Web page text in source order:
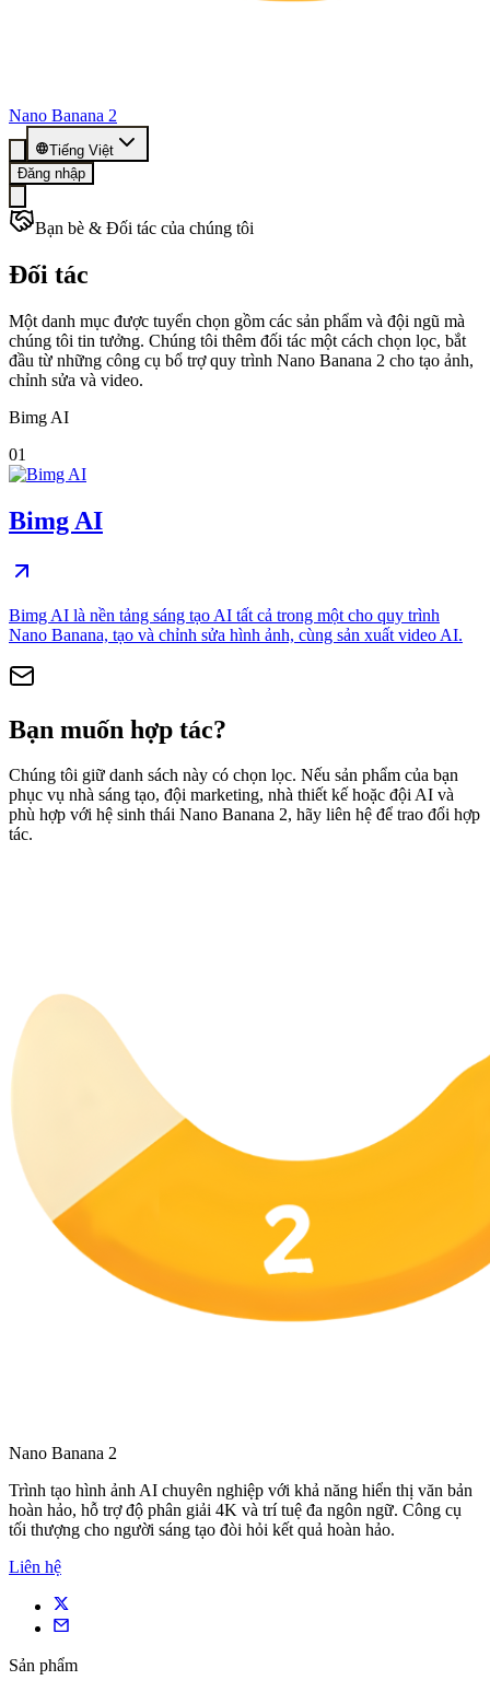
Nano Banana 2
Tiếng Việt
Đăng nhập
Bạn bè & Đối tác của chúng tôi
Đối tác
Một danh mục được tuyển chọn gồm các sản phẩm và đội ngũ mà
chúng tôi tin tưởng. Chúng tôi thêm đối tác một cách chọn lọc, bắt
đầu từ những công cụ bổ trợ quy trình Nano Banana 2 cho tạo ảnh,
chỉnh sửa và video.
Bimg AI
01
Bimg AI
Bimg AI là nền tảng sáng tạo AI tất cả trong một cho quy trình
Nano Banana, tạo và chỉnh sửa hình ảnh, cùng sản xuất video AI.
Bạn muốn hợp tác?
Chúng tôi giữ danh sách này có chọn lọc. Nếu sản phẩm của bạn
phục vụ nhà sáng tạo, đội marketing, nhà thiết kế hoặc đội AI và
phù hợp với hệ sinh thái Nano Banana 2, hãy liên hệ để trao đổi hợp
tác.
Nano Banana 2
Trình tạo hình ảnh AI chuyên nghiệp với khả năng hiển thị văn bản
hoàn hảo, hỗ trợ độ phân giải 4K và trí tuệ đa ngôn ngữ. Công cụ
tối thượng cho người sáng tạo đòi hỏi kết quả hoàn hảo.
Liên hệ
Sản phẩm